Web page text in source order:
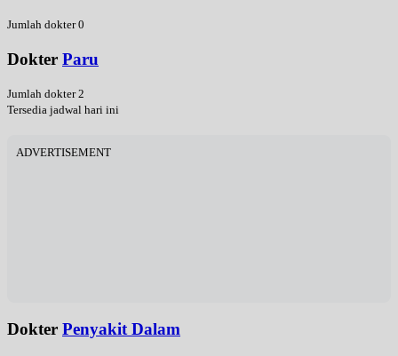
Jumlah dokter 0
Dokter Paru
Jumlah dokter 2
Tersedia jadwal hari ini
ADVERTISEMENT
Dokter Penyakit Dalam